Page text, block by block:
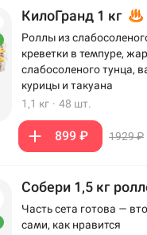
КилоГранд 1 кг
Роллы из
креветки в темпуре,
слабосоленого тунца,
курицы и такуана
1,1 кг · 48 шт.
899 ₽ 1929 ₽
Собери 1,5 кг
Часть сета готова —
сами, как нравится